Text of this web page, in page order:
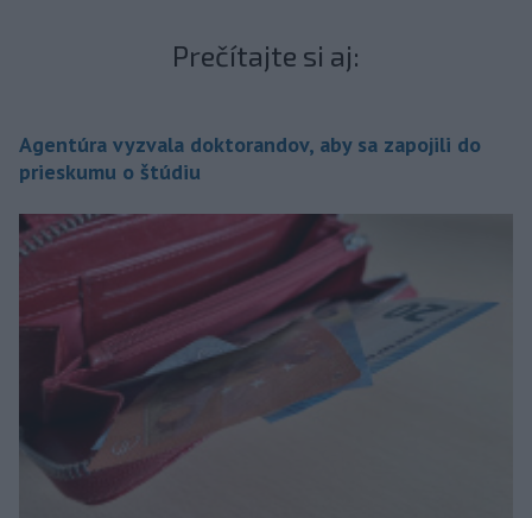
Prečítajte si aj:
Agentúra vyzvala doktorandov, aby sa zapojili do
prieskumu o štúdiu